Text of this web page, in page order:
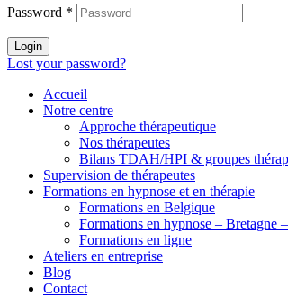
Password *
Login
Lost your password?
Accueil
Notre centre
Approche thérapeutique
Nos thérapeutes
Bilans TDAH/HPI & groupes
Supervision de thérapeutes
Formations en hypnose et en thérapie
Formations en Belgique
Formations en hypnose – Bretagne
Formations en ligne
Ateliers en entreprise
Blog
Contact